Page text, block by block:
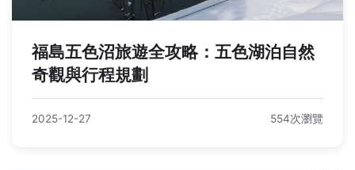
福島五色沼旅遊全攻略：五色湖泊自然
奇觀與行程規劃
2025-12-27 554次瀏覽